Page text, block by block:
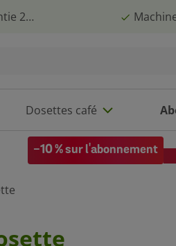
ans Machine
Dosettes café
-10 % sur l'abonnement